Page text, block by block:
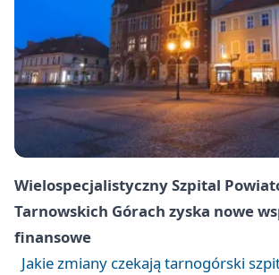
Wielospecjalistyczny Szpital
Tarnowskich Górach zyska nowe
finansowe
Jakie zmiany czekają tarnogórski